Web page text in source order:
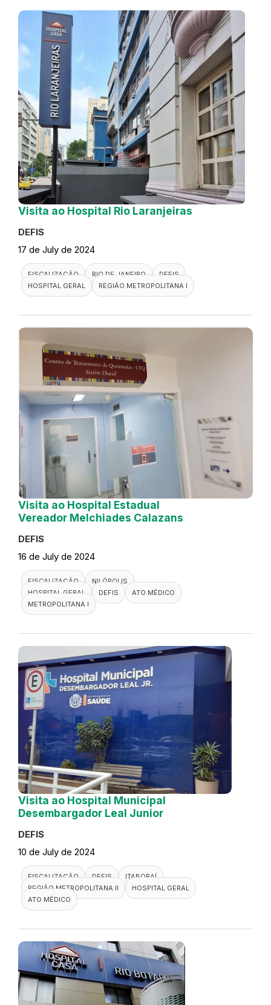
Visita ao Hospital Rio Laranjeiras
DEFIS
17 de July de 2024
FISCALIZAÇÃO RIO DE JANEIRO
DEFIS
HOSPITAL GERAL
REGIÃO METROPOLITANA I
Visita ao Hospital Estadual
Vereador Melchiades Calazans
DEFIS
16 de July de 2024
FISCALIZAÇÃO
NILÓPOLIS
HOSPITAL GERAL
DEFIS
ATO MÉDICO
METROPOLITANA I
Visita ao Hospital Municipal
Desembargador Leal Junior
DEFIS
10 de July de 2024
FISCALIZAÇÃO DEFIS
ITABORAÍ
REGIÃO METROPOLITANA II
HOSPITAL GERAL
ATO MÉDICO